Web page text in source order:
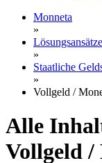
Monneta
»
Lösungsansätze
»
Staatliche
»
Vollgeld /
Alle
Vollgeld /